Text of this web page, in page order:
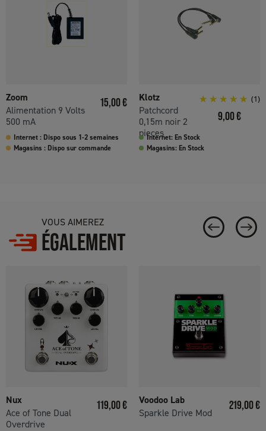
Zoom
Alimentation 9 Volts
500 mA
Prix
15,00 €
Internet : Dispo sous 1-2 semaines
Magasins : Dispo sur commande
Klotz
Patchcord
0,15m noir 2
pieces
(1)
Prix
9,00 €
Internet: En Stock
Magasins: En Stock
VOUS AIMEREZ
ÉGALEMENT
Nux
Ace of Tone Dual
Overdrive
Prix
119,00 €
Voodoo Lab
Sparkle Drive Mod
Prix
219,00 €